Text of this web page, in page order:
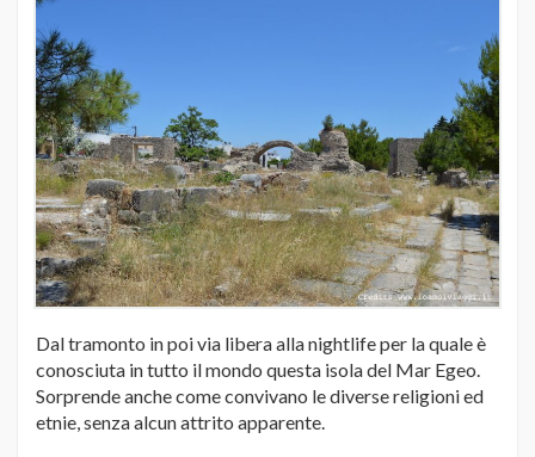
Dal tramonto in poi via libera alla nightlife per la quale è
conosciuta in tutto il mondo questa isola del Mar Egeo.
Sorprende anche come convivano le diverse religioni ed
etnie, senza alcun attrito apparente.